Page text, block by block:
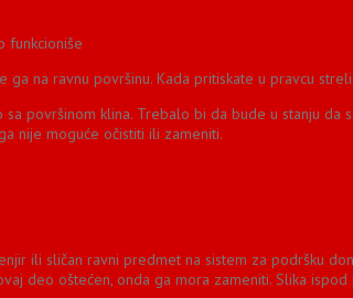
funkcioniše
na ravnu površinu. Kada pritiskate u pravcu
površinom klina. Trebalo bi da bude u stanju
nije moguće očistiti ili zameniti.
ili sličan ravni predmet na sistem za podršku
deo oštećen, onda ga mora zameniti. Slika